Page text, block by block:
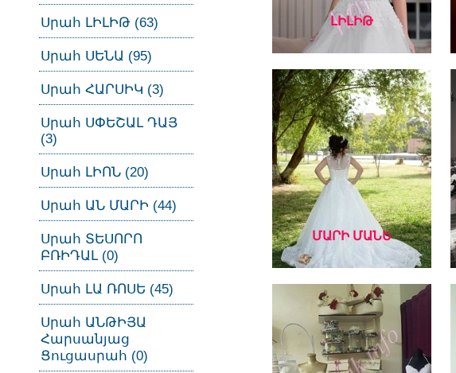
Սրահ ԼԻԼԻԹ (63)
Սրահ ՍԵՆԱ (95)
Սրահ ՀԱՐՍԻԿ (3)
Սրահ ՍՓԵՇԱԼ ԴԱՅ
(3)
Սրահ ԼԻՈՆ (20)
Սրահ ԱՆ ՄԱՐԻ (44)
Սրահ ՏԵՍՈՐՈ
ԲՌԻԴԱԼ (0)
Սրահ ԼԱ ՌՈՍԵ (45)
Սրահ ԱՆԹԻՅԱ
Հարսանյաց
Ցուցասրահ (0)
ԼԻԼԻԹ
ՄԱՐԻ ՄԱՆԵ